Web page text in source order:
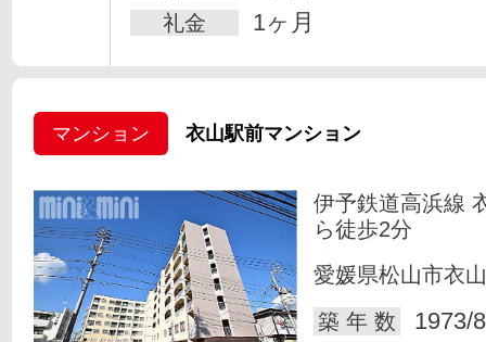
礼金 1ヶ月
マンション 衣山駅前マンション
伊予鉄道高浜線
ら徒歩2分
愛媛県松山市衣山
築 年 数
1973/